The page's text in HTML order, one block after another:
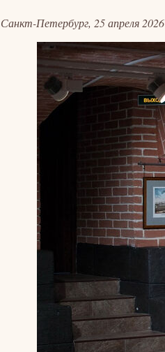
Санкт-Петербург, 25 апреля 2026